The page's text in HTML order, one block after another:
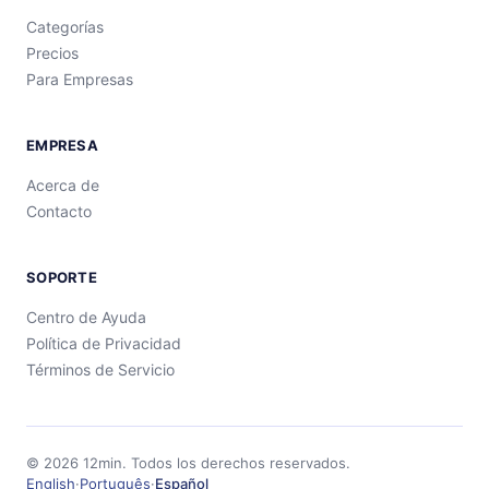
Categorías
Precios
Para Empresas
EMPRESA
Acerca de
Contacto
SOPORTE
Centro de Ayuda
Política de Privacidad
Términos de Servicio
© 2026 12min. Todos los derechos reservados.
English·Português·Español